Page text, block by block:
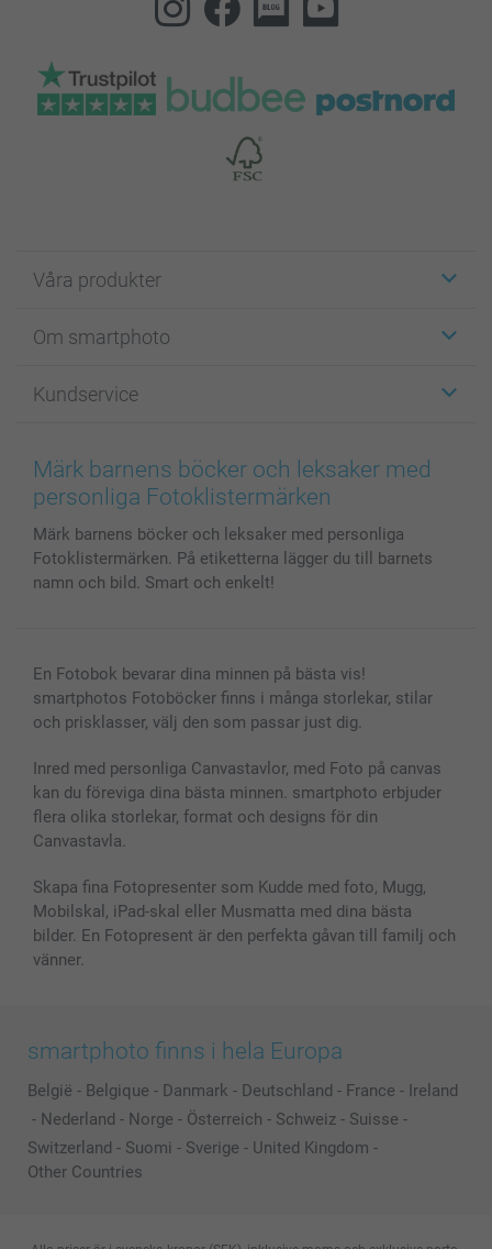
Våra produkter
Fotokort
Fotoböcker
Bilder, Fotoförstoring & Fotohäften
Skal till Mobil & Surfplatta
Fotoalmanackor & Fotoagenda
Fotoramar & Tillbehör
Om smartphoto
För affiliates
Cookie Policy
Sitemap
Investor Relations
Kundservice
smartgaranti
smartbonus
Status på beställningar
Märk barnens böcker och leksaker med
personliga Fotoklistermärken
Märk barnens böcker och leksaker med personliga
Fotoklistermärken. På etiketterna lägger du till barnets
namn och bild. Smart och enkelt!
En Fotobok bevarar dina minnen på bästa vis!
smartphotos Fotoböcker finns i många storlekar, stilar
och prisklasser, välj den som passar just dig.
Inred med personliga Canvastavlor, med Foto på canvas
kan du föreviga dina bästa minnen. smartphoto erbjuder
flera olika storlekar, format och designs för din
Canvastavla.
Skapa fina Fotopresenter som Kudde med foto, Mugg,
Mobilskal, iPad-skal eller Musmatta med dina bästa
bilder. En Fotopresent är den perfekta gåvan till familj och
vänner.
smartphoto finns i hela Europa
België - Belgique - Danmark - Deutschland - France - Ireland
- Nederland - Norge - Österreich - Schweiz - Suisse -
Switzerland - Suomi - Sverige - United Kingdom -
Other Countries